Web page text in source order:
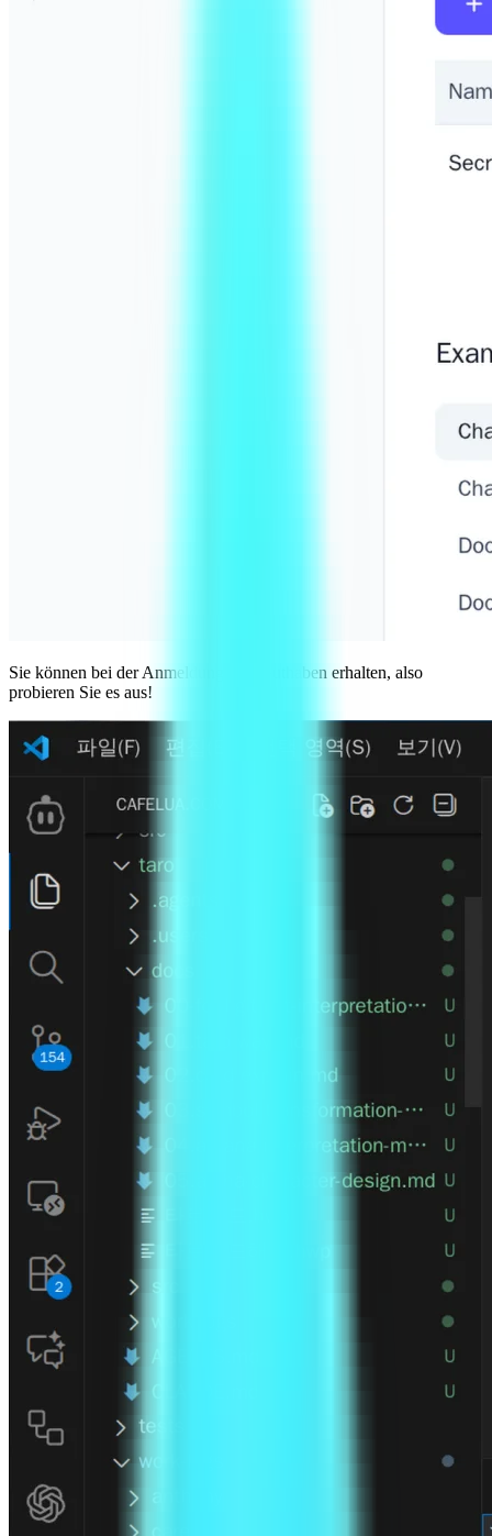
Sie können bei der Anmeldung 10$ Guthaben erhalten, also
probieren Sie es aus!